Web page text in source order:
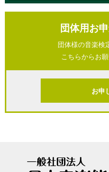
団体用お
団体様の音楽検
こちらからお
お申